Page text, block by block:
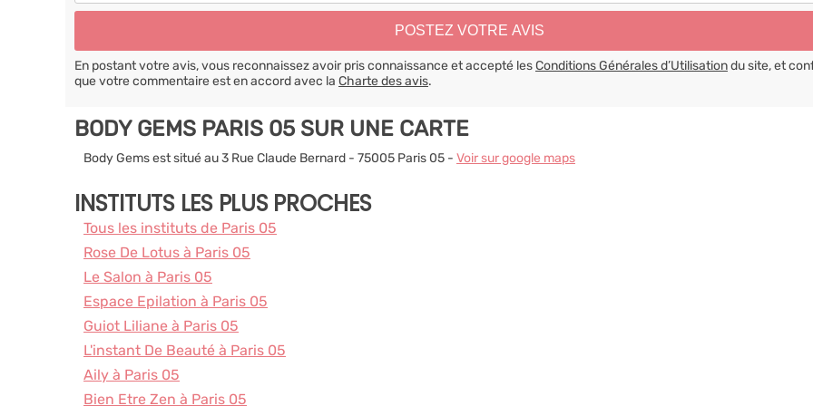
En postant votre avis, vous reconnaissez avoir pris connaissance et accepté lesConditions Générales d’Utilisationdu site, et
que votre commentaire est en accord avec la Charte des avis.
BODY GEMS PARIS 05 SUR UNE CARTE
Body Gems est situé au 3 Rue Claude Bernard - 75005 Paris 05 - Voir sur google maps
INSTITUTS LES PLUS PROCHES
Tous les instituts de Paris 05
Rose De Lotus à Paris 05
Le Salon à Paris 05
Espace Epilation à Paris 05
Guiot Liliane à Paris 05
L'instant De Beauté à Paris 05
Aily à Paris 05
Bien Etre Zen à Paris 05